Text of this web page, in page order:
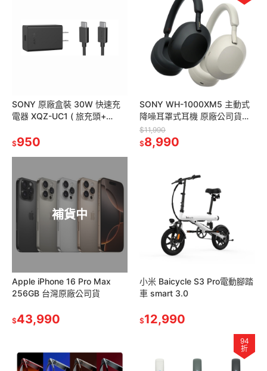
SONY 原廠盒裝 30W 快速充
電器 XQZ-UC1 ( 旅充頭+
$950
SONY WH-1000XM5 主動式
降噪耳罩式耳機 原廠公司貨
(官網註冊享保固18個月)
$11,990
$8,990
補貨中
Apple iPhone 16 Pro Max
256GB 台灣原廠公司貨
$43,990
小米 Baicycle S3 Pro電動腳踏
車 smart 3.0
$12,990
94
折